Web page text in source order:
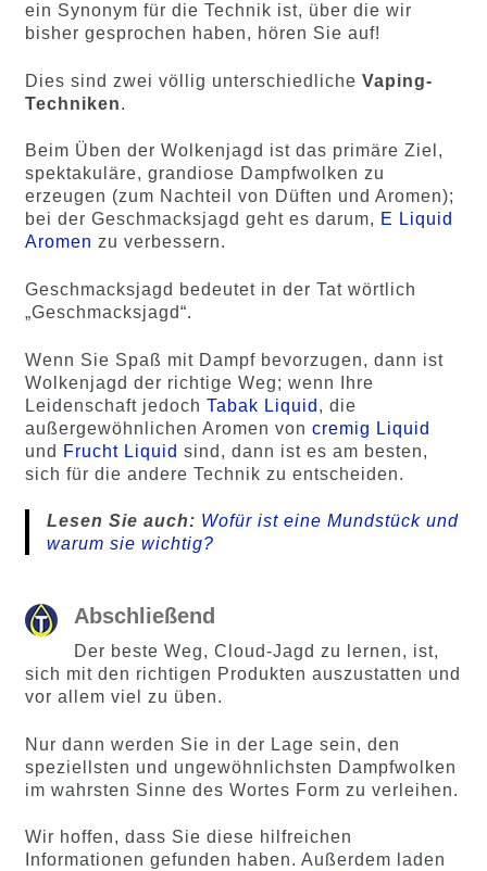
ein Synonym für die Technik ist, über die wir
bisher gesprochen haben, hören Sie auf!
Dies sind zwei völlig unterschiedliche Vaping-
Techniken.
Beim Üben der Wolkenjagd ist das primäre Ziel,
spektakuläre, grandiose Dampfwolken zu
erzeugen (zum Nachteil von Düften und Aromen);
bei der Geschmacksjagd geht es darum, E Liquid
Aromen zu verbessern.
Geschmacksjagd bedeutet in der Tat wörtlich
„Geschmacksjagd“.
Wenn Sie Spaß mit Dampf bevorzugen, dann ist
Wolkenjagd der richtige Weg; wenn Ihre
Leidenschaft jedoch Tabak Liquid , die
außergewöhnlichen Aromen von cremig Liquid
und Frucht Liquid sind, dann ist es am besten,
sich für die andere Technik zu entscheiden.
Lesen Sie auch: Wofür ist eine Mundstück und
warum sie wichtig?
Abschließend
Der beste Weg, Cloud-Jagd zu lernen, ist,
sich mit den richtigen Produkten auszustatten und
vor allem viel zu üben.
Nur dann werden Sie in der Lage sein, den
speziellsten und ungewöhnlichsten Dampfwolken
im wahrsten Sinne des Wortes Form zu verleihen.
Wir hoffen, dass Sie diese hilfreichen
Informationen gefunden haben. Außerdem laden